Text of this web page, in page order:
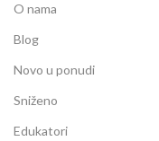
O nama
Blog
Novo u ponudi
Sniženo
Edukatori